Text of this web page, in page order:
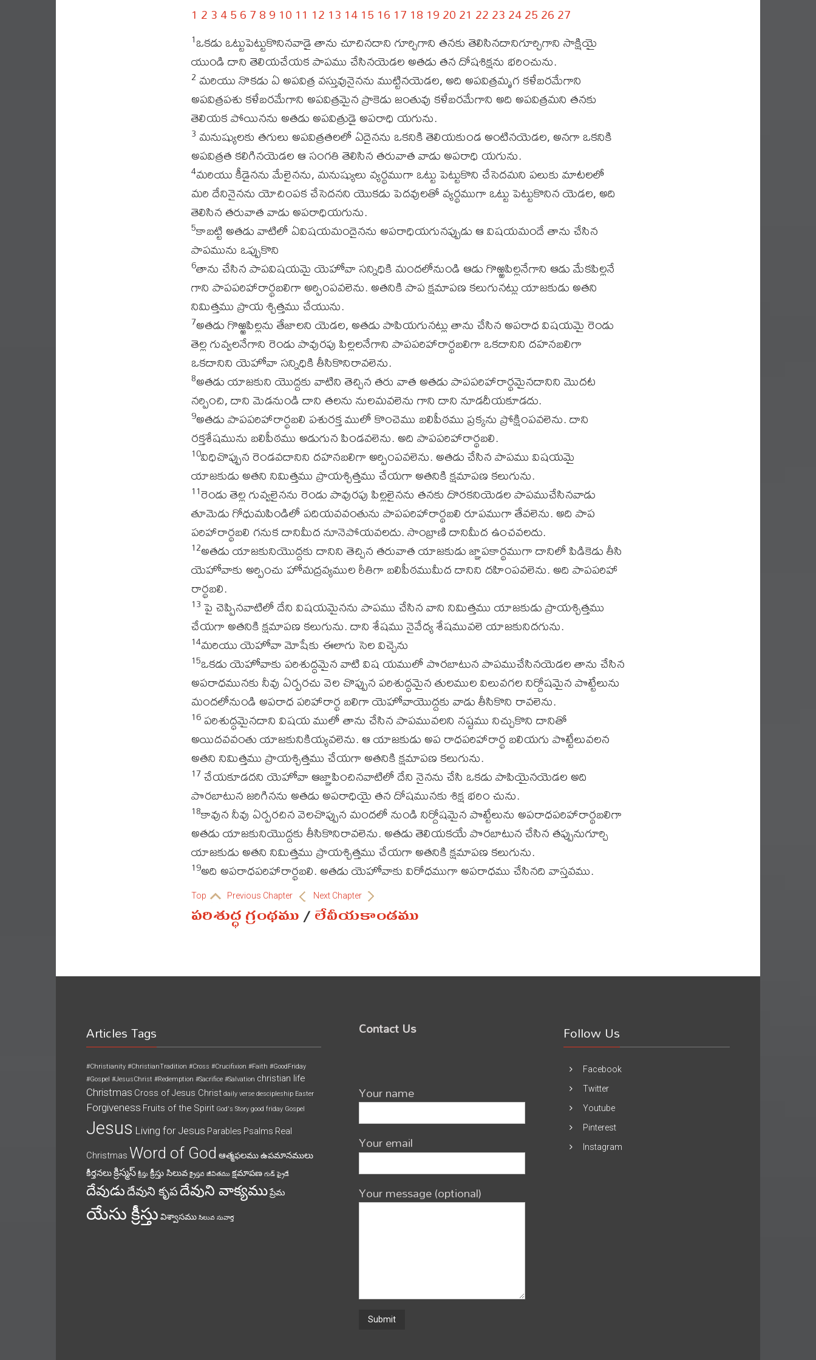
1 23456789 10 11 12 13 1415 16 17 18 192021 222324252627
1ఒకడు ఒట్టుపెట్టుకొనినవాడై తాను చూచినదాని గూర్చిగాని తనకు తెలిసినదానిగూర్చిగాని సాక్షియై
యుండి దాని తెలియచేయక పాపము చేసినయెడల అతడు తన దోషశిక్షను భరించును.
2 మరియు నొకడు ఏ అపవిత్ర వస్తువునైనను ముట్టినయెడల, అది అపవిత్రమృగ కళేబరమేగాని
అపవిత్రపశు కళేబరమేగాని అపవిత్రమైన ప్రాకెడు జంతువు కళేబరమేగాని అది అపవిత్రమని తనకు
తెలియక పోయినను అతడు అపవిత్రుడై అపరాధి యగును.
3 మనుష్యులకు తగులు అపవిత్రతలలో ఏదైనను ఒకనికి తెలియకుండ అంటినయెడల, అనగా ఒకనికి
అపవిత్రత కలిగినయెడల ఆ సంగతి తెలిసిన తరువాత వాడు అపరాధి యగును.
4మరియు కీడైనను మేలైనను, మనుష్యులు వ్యర్థముగా ఒట్టు పెట్టుకొని చేసెదమని పలుకు మాటలలో
మరి దేనినైనను యోచింపక చేసెదనని యొకడు పెదవులతో వ్యర్థముగా ఒట్టు పెట్టుకొనిన యెడల, అది
తెలిసిన తరువాత వాడు అపరాధియగును.
5కాబట్టి అతడు వాటిలో ఏవిషయమందైనను అపరాధియగునప్పుడు ఆ విషయమందే తాను చేసిన
పాపమును ఒప్పుకొని
6తాను చేసిన పాపవిషయమై యెహోవా సన్నిధికి మందలోనుండి ఆడు గొఱ్ఱపిల్లనేగాని ఆడు మేకపిల్లనే
గాని పాపపరిహారార్థబలిగా అర్పింపవలెను. అతనికి పాప క్షమాపణ కలుగునట్లు యాజకుడు అతని
నిమిత్తము ప్రాయ శ్చిత్తము చేయును.
7అతడు గొఱ్ఱపిల్లను తేజాలని యెడల, అతడు పాపియగునట్లు తాను చేసిన అపరాధ విషయమై రెండు
తెల్ల గువ్వలనేగాని రెండు పావురపు పిల్లలనేగాని పాపపరిహారార్థబలిగా ఒకదానిని దహనబలిగా
ఒకదానిని యెహోవా సన్నిధికి తీసికొనిరావలెను.
8అతడు యాజకుని యొద్దకు వాటిని తెచ్చిన తరు వాత అతడు పాపపరిహారార్థమైనదానిని మొదట
నర్పించి, దాని మెడనుండి దాని తలను నులమవలెను గాని దాని నూడదీయకూడదు.
9అతడు పాపపరిహారార్థబలి పశురక్త ములో కొంచెము బలిపీఠము ప్రక్కను ప్రోక్షింపవలెను. దాని
రక్తశేషమును బలిపీఠము అడుగున పిండవలెను. అది పాపపరిహారార్థబలి.
10విధిచొప్పున రెండవదానిని దహనబలిగా అర్పింపవలెను. అతడు చేసిన పాపము విషయమై
యాజకుడు అతని నిమిత్తము ప్రాయశ్చిత్తము చేయగా అతనికి క్షమాపణ కలుగును.
11రెండు తెల్ల గువ్వలైనను రెండు పావురపు పిల్లలైనను తనకు దొరకనియెడల పాపముచేసినవాడు
తూమెడు గోధుమపిండిలో పదియవవంతును పాపపరిహారార్థబలి రూపముగా తేవలెను. అది పాప
పరిహారార్థబలి గనుక దానిమీద నూనెపోయవలదు. సాంబ్రాణి దానిమీద ఉంచవలదు.
12అతడు యాజకునియొద్దకు దానిని తెచ్చిన తరువాత యాజకుడు జ్ఞాపకార్థముగా దానిలో పిడికెడు తీసి
యెహోవాకు అర్పించు హోమద్రవ్యముల రీతిగా బలిపీఠముమీద దానిని దహింపవలెను. అది పాపపరిహా
రార్థబలి.
13 పై చెప్పినవాటిలో దేని విషయమైనను పాపము చేసిన వాని నిమిత్తము యాజకుడు ప్రాయశ్చిత్తము
చేయగా అతనికి క్షమాపణ కలుగును. దాని శేషము నైవేద్య శేషమువలె యాజకునిదగును.
14మరియు యెహోవా మోషేకు ఈలాగు సెల విచ్చెను
15ఒకడు యెహోవాకు పరిశుద్ధమైన వాటి విష యములో పొరబాటున పాపముచేసినయెడల తాను చేసిన
అపరాధమునకు నీవు ఏర్పరచు వెల చొప్పున పరిశుద్ధమైన తులముల విలువగల నిర్దోషమైన పొట్టేలును
మందలోనుండి అపరాధ పరిహారార్థ బలిగా యెహోవాయొద్దకు వాడు తీసికొని రావలెను.
16పరిశుద్ధమైనదాని విషయ ములో తాను చేసిన పాపమువలని నష్టము నిచ్చుకొని దానితో
అయిదవవంతు యాజకునికియ్యవలెను. ఆ యాజకుడు అప రాధపరిహారార్థ బలియగు పొట్టేలువలన
అతని నిమిత్తము ప్రాయశ్చిత్తము చేయగా అతనికి క్షమాపణ కలుగును.
17చేయకూడదని యెహోవా ఆజ్ఞాపించినవాటిలో దేని నైనను చేసి ఒకడు పాపియైనయెడల అది
పొరబాటున జరిగినను అతడు అపరాధియై తన దోషమునకు శిక్ష భరిం చును.
18కావున నీవు ఏర్పరచిన వెలచొప్పున మందలో నుండి నిర్దోషమైన పొట్టేలును అపరాధపరిహారార్థబలిగా
అతడు యాజకునియొద్దకు తీసికొనిరావలెను. అతడు తెలియకయే పొరబాటున చేసిన తప్పునుగూర్చి
యాజకుడు అతని నిమిత్తము ప్రాయశ్చిత్తము చేయగా అతనికి క్షమాపణ కలుగును.
19అది అపరాధపరిహారార్థబలి. అతడు యెహోవాకు విరోధముగా అపరాధము చేసినది వాస్తవము.
Top Previous Chapter Next Chapter
పరిశుద్ధ గ్రంథము/లేవీయకాండము
Articles Tags
#Christianity #ChristianTradition #Cross #Crucifixion #Faith #GoodFriday
#Gospel #JesusChrist #Redemption #Sacrifice #Salvation christian life
Christmas Cross of Jesus Christ daily verse descipleship Easter
Forgiveness Fruits of the Spirit God's Story good friday Gospel
Jesus Living for Jesus Parables Psalms Real
Christmas Word of God ఆత్మఫలముఉపమానములు
కీర్తనలుక్రిస్మస్ క్రీస్తు క్రీస్తు సిలువ క్రైస్తవ జీవితము క్షమాపణ గుడ్ ఫ్రైడే
దేవుడుదేవుని కృపదేవుని వాక్యముప్రేమ
యేసు క్రీస్తు విశ్వాసము సిలువ సువార్త
Contact Us
Your name
Your email
Your message (optional)
Follow Us
Facebook
Twitter
Youtube
Pinterest
Instagram